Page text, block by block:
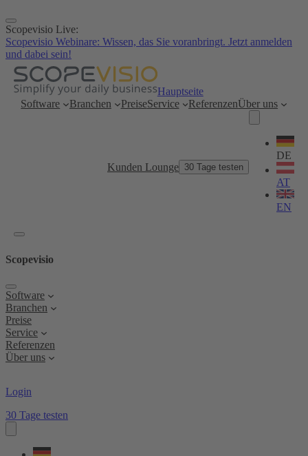
Zum
Inhalt
springen
Scopevisio Live:
Scopevisio Webinare: Wissen, das Sie voranbringt. Jetzt anmelden
und dabei sein!
Hauptseite
Software
Branchen PreiseService ReferenzenÜber uns
Kunden Lounge 30 Tage testen
Sprache
wählen
DE
AT
EN
Scopevisio
Software
Branchen
Preise
Service
Referenzen
Über uns
Login
30 Tage testen
Sprache
wählen